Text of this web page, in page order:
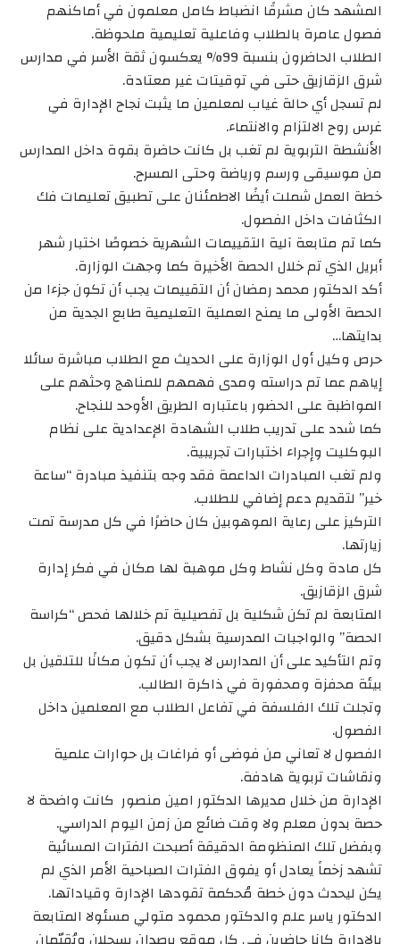
المشهد كان مشرقًا انضباط كامل معلمون في أماكنهم
فصول عامرة بالطلاب وفاعلية تعليمية ملحوظة.
الطلاب الحاضرون بنسبة 99% يعكسون ثقة الأسر في مدارس
شرق الزقازيق حتى في توقيتات غير معتادة.
لم تسجل أي حالة غياب لمعلمين ما يثبت نجاح الإدارة في
غرس روح الالتزام والانتماء.
الأنشطة التربوية لم تغب بل كانت حاضرة بقوة داخل المدارس
من موسيقى ورسم ورياضة وحتى المسرح.
خطة العمل شملت أيضًا الاطمئنان على تطبيق تعليمات فك
الكثافات داخل الفصول.
كما تم متابعة آلية التقييمات الشهرية خصوصًا اختبار شهر
أبريل الذي تم خلال الحصة الأخيرة كما وجهت الوزارة.
أكد الدكتور محمد رمضان أن التقييمات يجب أن تكون جزءا من
الحصة الأولى ما يمنح العملية التعليمية طابع الجدية من
بدايتها…
حرص وكيل أول الوزارة على الحديث مع الطلاب مباشرة سائلا
إياهم عما تم دراسته ومدى فهمهم للمناهج وحثهم على
المواظبة على الحضور باعتباره الطريق الأوحد للنجاح.
كما شدد على تدريب طلاب الشهادة الإعدادية على نظام
البوكليت وإجراء اختبارات تجريبية.
ولم تغب المبادرات الداعمة فقد وجه بتنفيذ مبادرة “ساعة
خير” لتقديم دعم إضافي للطلاب.
التركيز على رعاية الموهوبين كان حاضرًا في كل مدرسة تمت
زيارتها.
كل مادة وكل نشاط وكل موهبة لها مكان في فكر إدارة
شرق الزقازيق.
المتابعة لم تكن شكلية بل تفصيلية تم خلالها فحص “كراسة
الحصة” والواجبات المدرسية بشكل دقيق.
وتم التأكيد على أن المدارس لا يجب أن تكون مكانًا للتلقين بل
بيئة محفزة ومحفورة في ذاكرة الطالب.
وتجلت تلك الفلسفة في تفاعل الطلاب مع المعلمين داخل
الفصول.
الفصول لا تعاني من فوضى أو فراغات بل حوارات علمية
ونقاشات تربوية هادفة.
الإدارة من خلال مديرها الدكتور امين منصور كانت واضحة لا
حصة بدون معلم ولا وقت ضائع من زمن اليوم الدراسي.
وبفضل تلك المنظومة الدقيقة أصبحت الفترات المسائية
تشهد زخماً يعادل أو يفوق الفترات الصباحية الأمر الذي لم
يكن ليحدث دون خطة مُحكمة تقودها الإدارة وقياداتها.
الدكتور ياسر علم والدكتور محمود متولي مسئولا المتابعة